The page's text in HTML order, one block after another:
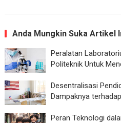
Anda Mungkin Suka Artikel
Peralatan
Politeknik Untuk
Desentralisasi
Dampaknya
Peran Teknologi